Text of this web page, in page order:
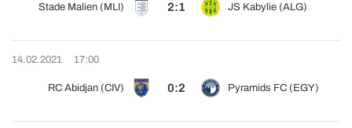
Stade Malien (MLI) 2:1 JS Kabylie (ALG)
14.02.2021 17:00
RC Abidjan (CIV) 0:2 Pyramids FC (EGY)